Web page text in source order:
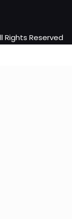
Rights Reserved